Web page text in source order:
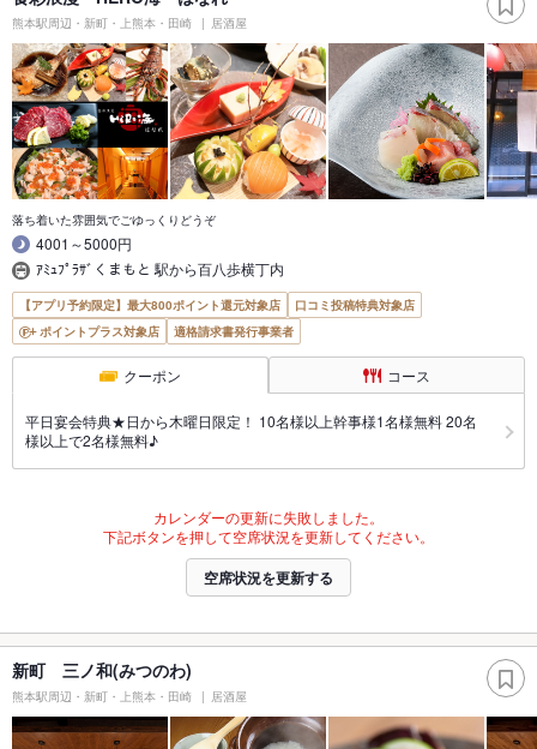
熊本駅周辺・新町・上熊本・田崎 居酒屋
落ち着いた雰囲気でごゆっくりどうぞ
4001～5000円
ｱﾐｭﾌﾟﾗｻﾞくまもと 駅から百八歩横丁内
【アプリ予約限定】最大800ポイント還元対象店
口コミ投稿特典対象店
ポイントプラス対象店
適格請求書発行事業者
クーポン コース
平日宴会特典★日から木曜日限定！ 10名様以上幹事様1名様無料 20名
様以上で2名様無料♪
カレンダーの更新に失敗しました。
下記ボタンを押して空席状況を更新してください。
空席状況を更新する
新町 三ノ和(みつのわ)
熊本駅周辺・新町・上熊本・田崎 居酒屋